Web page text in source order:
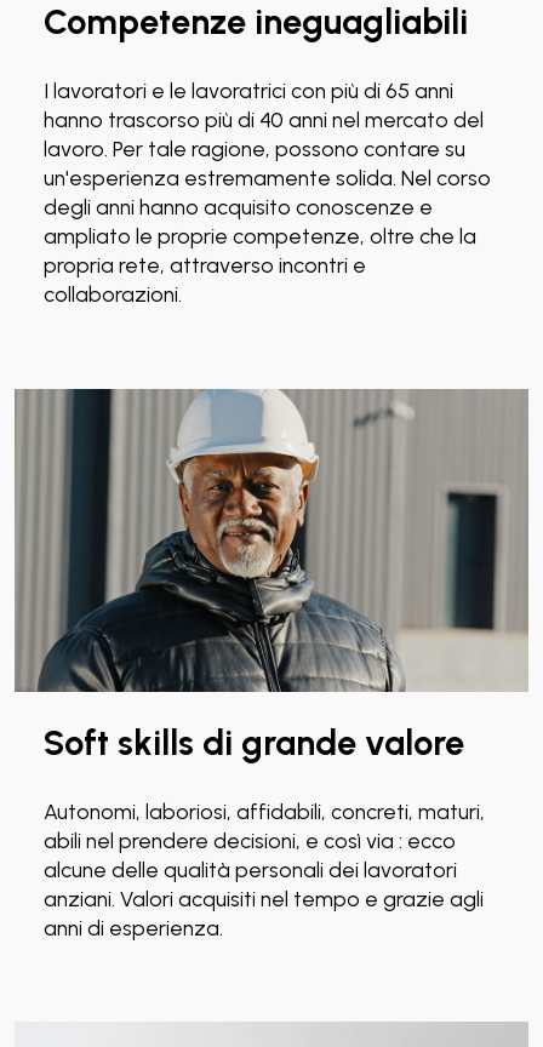
Competenze ineguagliabili
I lavoratori e le lavoratrici con più di 65 anni
hanno trascorso più di 40 anni nel mercato del
lavoro. Per tale ragione, possono contare su
un'esperienza estremamente solida. Nel corso
degli anni hanno acquisito conoscenze e
ampliato le proprie competenze, oltre che la
propria rete, attraverso incontri e
collaborazioni.
Soft skills di grande valore
Autonomi, laboriosi, affidabili, concreti, maturi,
abili nel prendere decisioni, e così via : ecco
alcune delle qualità personali dei lavoratori
anziani. Valori acquisiti nel tempo e grazie agli
anni di esperienza.